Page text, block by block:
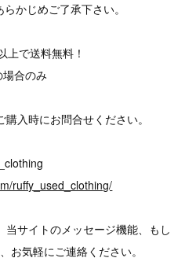
かじめご了承下さい。
で送料無料！
合のみ
入時にお問合せください。
ruffy_used_clothing/
サイトのメッセージ機能、もし
お気軽にご連絡ください。